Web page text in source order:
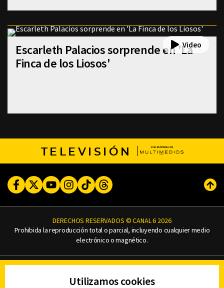
Escarleth Palacios sorprende en 'La
Finca de los Liosos'
TELEVISIÓN
FacebookTwitterYoutubeInstagram
TikTokThreads
DERECHOS RESERVADOS © CANAL 6 2026
Prohibida la reproducción total o parcial, incluyendo cualquier medio
electrónico o magnético.
AVISO DE PRIVACIDAD
Utilizamos cookies